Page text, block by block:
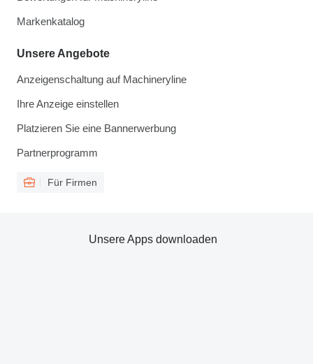
Markenkatalog
Unsere Angebote
Anzeigenschaltung auf Machineryline
Ihre Anzeige einstellen
Platzieren Sie eine Bannerwerbung
Partnerprogramm
Für Firmen
Unsere Apps downloaden